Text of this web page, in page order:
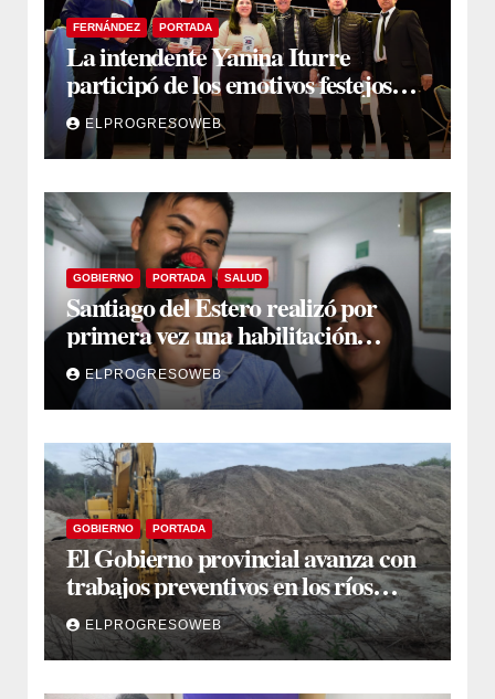
FERNÁNDEZ PORTADA
La intendente Yanina Iturre
participó de los emotivos festejos
por el Aniversario del Taekwon-Do
en Fernández
ELPROGRESOWEB
GOBIERNO PORTADA SALUD
Santiago del Estero realizó por
primera vez una habilitación
auditiva con vincha de conducción
óseaELPROGRESOWEB
GOBIERNO PORTADA
El Gobierno provincial avanza con
trabajos preventivos en los ríos
Dulce y Salado y en los Bajos
Submeridionales
ELPROGRESOWEB